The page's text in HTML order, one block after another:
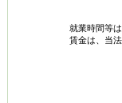
○ 用 務［
就業時間等は、電話
賃金は、当法人の就
《 受付、及
社会福祉
電 話 ０９
担当者